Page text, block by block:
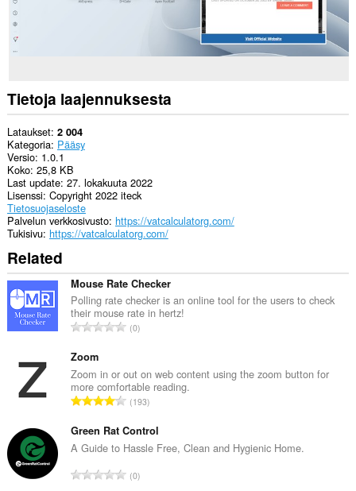
Tietoja laajennuksesta
Lataukset 2 004
Kategoria Pääsy
Versio 1.0.1
Koko 25,8 KB
Last update 27. lokakuuta 2022
Lisenssi Copyright 2022 iteck
Tietosuojaseloste
Palvelun verkkosivusto https://vatcalculatorg.com/
Tukisivu https://vatcalculatorg.com/
Related
Mouse Rate Checker
Polling rate checker is an online tool for the users to check
their mouse rate in hertz!
A
i
o
i
a
y
h
0
Zoom
Zoom in or out on web content using the zoom button for
more comfortable reading.
A
v
i
i
193
Green Rat Control
A Guide to Hassle Free, Clean and Hygienic Home.
A0